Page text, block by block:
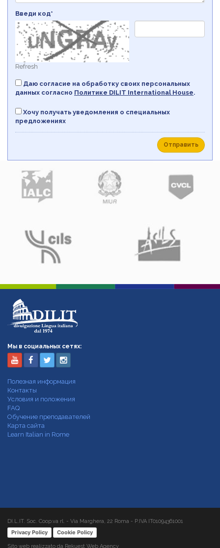
Введи код*
Refresh
Даю согласие на обработку своих персональных
данных согласно Политикe DILIT International House.
Хочу получать уведомления о специальных
предложениях
Отправить
Мы в социальных сетях:
Полезная информация
Контакты
Условия и положения
FAQ
Обучение преподавателей
Карта сайта
Learn Italian in Rome
DI.L.IT. Soc. Coop.va rl. - Via Marghera, 22 Roma - P.IVA IT01094361001
Privacy Policy Cookie Policy
Sito web realizzato da Rekuest Web Agency